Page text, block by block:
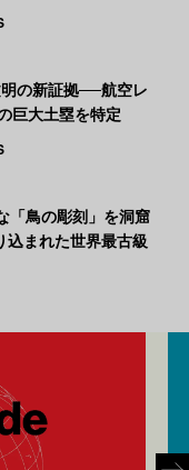
の新証拠──航空レ
巨大土塁を特定
「鳥の彫刻」を洞窟
まれた世界最古級